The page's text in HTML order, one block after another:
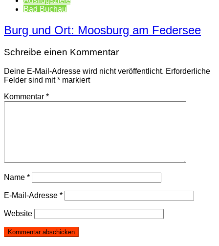
Bad Buchau
Burg und Ort: Moosburg am Federsee
Schreibe einen Kommentar
Deine E-Mail-Adresse wird nicht veröffentlicht. Erforderliche
Felder sind mit* markiert
Kommentar *
Name *
E-Mail-Adresse *
Website